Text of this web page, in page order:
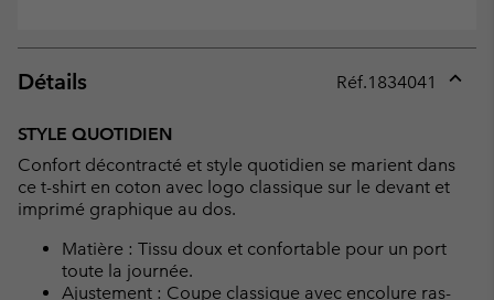
Détails Réf.1834041
STYLE QUOTIDIEN
Confort décontracté et style quotidien se marient dans
ce t-shirt en coton avec logo classique sur le devant et
imprimé graphique au dos.
Matière : Tissu doux et confortable pour un port
toute la journée.
Ajustement : Coupe classique avec encolure ras-